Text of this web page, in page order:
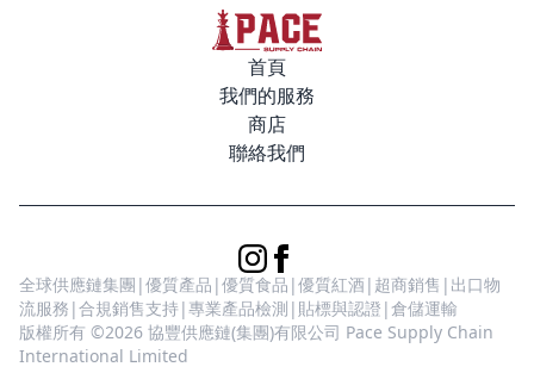
首頁
我們的服務
商店
聯絡我們
全球供應鏈集團|優質產品|優質食品|優質紅酒|超商銷售|出口物
流服務|合規銷售支持|專業產品檢測|貼標與認證|倉儲運輸
版權所有 ©2026 協豐供應鏈(集團)有限公司 Pace Supply Chain
International Limited